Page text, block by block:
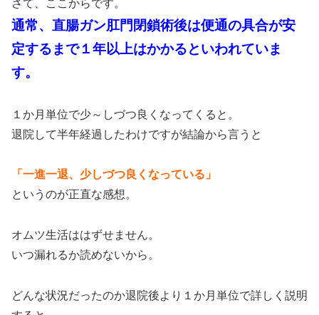
さて、ここからです。
通常、直腸ガン肛門閉鎖術後は便通の具合が安
定するまで１年以上はかかるといわれていま
す。
１か月単位で少～しづつ良くなってくると。
退院して半年経過したわけですが結論から言うと
「一進一退、少しづつ良くなっている」
というのが正直な感想。
オムツ生活ははずせません。
いつ漏れるか読めないから。
どんな状況だったのか退院後より１か月単位で詳しく説明